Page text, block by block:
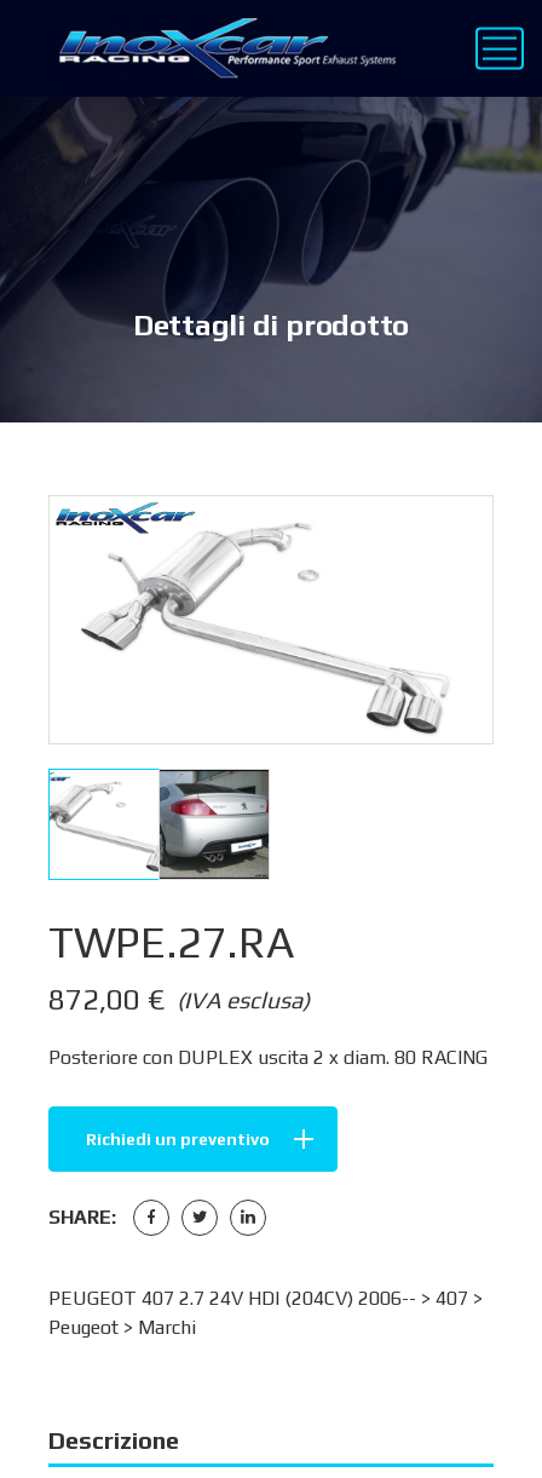
Dettagli di prodotto
TWPE.27.RA
(IVA esclusa)
872,00 €
Posteriore con DUPLEX uscita 2 x diam. 80 RACING
Richiedi un preventivo
SHARE:
PEUGEOT 407 2.7 24V HDI (204CV) 2006-- > 407 >
Peugeot > Marchi
Descrizione